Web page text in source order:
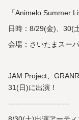
「Animelo Summer
日時：8/29(金)、30(
会場：さいたまスー
JAM Project、
31(日)に出演！
------------------------